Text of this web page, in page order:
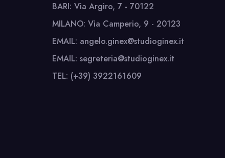
BARI: Via Argiro, 7 - 70122
MILANO: Via Camperio, 9 - 20123
EMAIL: angelo.ginex@studioginex.it
EMAIL: segreteria@studioginex.it
TEL: (+39) 3922161609